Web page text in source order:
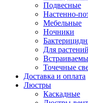
Подвесные
Настенно-
Мебельные
Ночники
Для растений
Точечные
Доставка и оплата
Люстры
Каскадные